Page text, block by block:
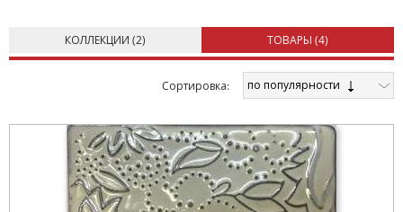
КОЛЛЕКЦИИ (2) ТОВАРЫ (4)
Cортировка: по популярности